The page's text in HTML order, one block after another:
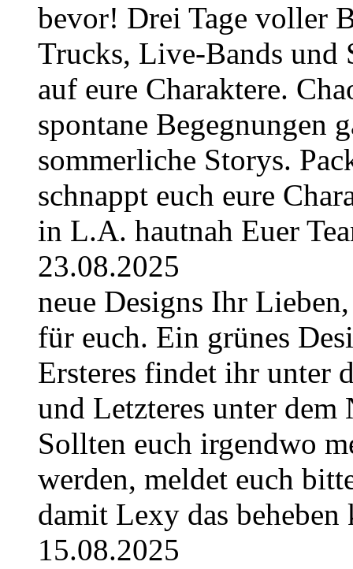
bevor! Drei Tage voller
Trucks, Live-Bands und
auf eure Charaktere.
spontane Begegnungen
sommerliche Storys.
schnappt euch eure
in L.A. hautnah Euer
23.08.2025
neue Designs Ihr
für euch. Ein grünes
Ersteres findet ihr unter
und Letzteres unter
Sollten euch irgendwo
werden, meldet euch
damit Lexy das beheben
15.08.2025